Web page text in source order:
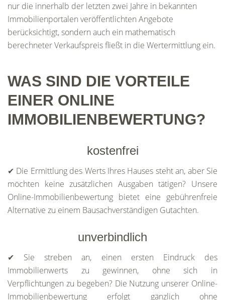
nur die innerhalb der letzten zwei Jahre in bekannten
Immobilienportalen veröffentlichten Angebote
berücksichtigt, sondern auch ein mathematisch
berechneter Verkaufspreis fließt in die Wertermittlung ein.
WAS SIND DIE VORTEILE
EINER ONLINE
IMMOBILIENBEWERTUNG?
kostenfrei
✔ Die Ermittlung des Werts Ihres Hauses steht an, aber Sie
möchten keine zusätzlichen Ausgaben tätigen? Unsere
Online-Immobilienbewertung bietet eine gebührenfreie
Alternative zu einem Bausachverständigen Gutachten.
unverbindlich
✔ Sie streben an, einen ersten Eindruck des
Immobilienwerts zu gewinnen, ohne sich in
Verpflichtungen zu begeben? Die Nutzung unserer Online-
Immobilienbewertung erfolgt gänzlich ohne